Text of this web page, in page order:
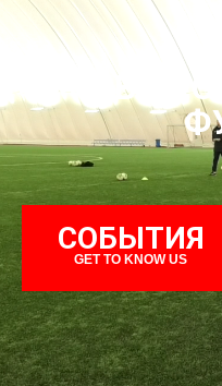
Ваш
СОБЫТИЯ
GET TO KNOW US